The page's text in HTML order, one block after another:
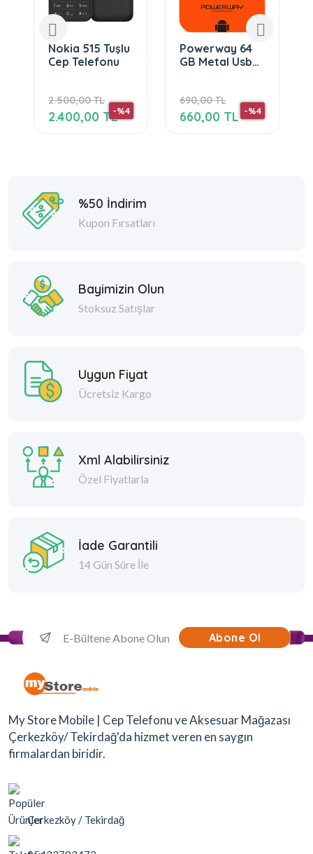
Nokia 515 Tuşlu
Cep Telefonu
2.500,00 TL
-%4
2.400,00 TL
Powerway 64
GB Metal Usb
Traveler
690,00 TL
-%4
660,00 TL
%50 İndirim
Kupon Fırsatları
Bayimizin Olun
Stoksuz Satışlar
Uygun Fiyat
Ücretsiz Kargo
Xml Alabilirsiniz
Özel Fiyatlarla
İade Garantili
14 Gün Süre İle
Abone Ol
My Store Mobile | Cep Telefonu ve Aksesuar Mağazası
Çerkezköy/ Tekirdağ'da hizmet veren en saygın
firmalardan biridir.
Çerkezköy / Tekirdağ